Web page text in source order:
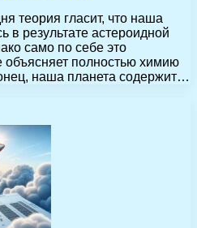
теория гласит, что наша
в результате астероидной
само по себе это
полностью химию
наша планета содержит…